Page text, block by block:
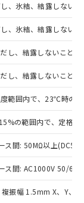
、氷結、結露しないこ
、氷結、結露しないこ
し、結露しないこと)
し、結露しないこと)
範囲内で、23℃時の
の範囲内で、定格
ス間: 50MΩ以上
ス間: AC1000V 50/
振幅 1.5mm X、Y、Z
のうえ
業取扱
価格
ので
には、
もある
果は、
内デー
の非含
質）の
す予
質）の
認中の
で、有
として
などや
RoHSの
RoHSの
。
へお問
、外国
商品
を輸出